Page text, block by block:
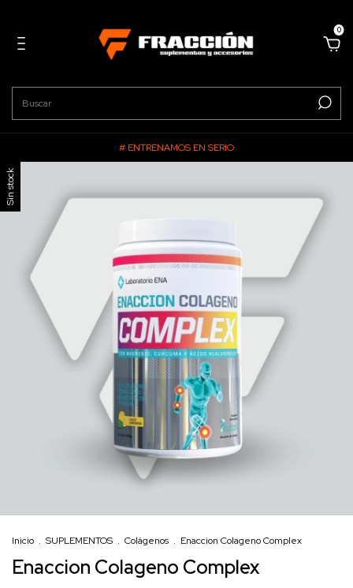
0
# ENTRENAMOS EN SERIO
Sin stock
Inicio . SUPLEMENTOS . Colágenos . Enaccion Colageno Complex
Enaccion Colageno Complex